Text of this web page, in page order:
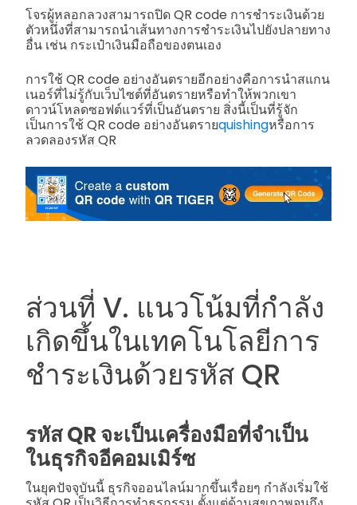
โจรผู้หลอกลวงสามารถปิด QR code การชำระเงินด้วย
ตัวหนึ่งที่สามารถนำเส้นทางการชำระเงินไปยังปลายทาง
อื่น เช่น กระเป๋าเงินมือถือของตนเอง
การใช้ QR code อย่างอันตรายอีกอย่างคือการนำสแกน
เนอร์ที่ไม่รู้กับเว็บไซต์ที่อันตรายหรือทำให้พวกเขา
ดาวน์โหลดซอฟต์แวร์ที่เป็นอันตราย สิ่งนี้เป็นที่รู้จัก
เป็นการใช้ QR code อย่างอันตรายquishingหรือการ
ลวดลองรหัส QR
ส่วนที่ V. แนวโน้มที่กำลัง
เกิดขึ้นในเทคโนโลยีการ
ชำระเงินด้วยรหัส QR
รหัส QR จะเป็นเครื่องมือที่จำเป็น
ในธุรกิจอีคอมเมิร์ซ
ในยุคปัจจุบันนี้ ธุรกิจออนไลน์มากขึ้นเรื่อยๆ กำลังเริ่มใช้